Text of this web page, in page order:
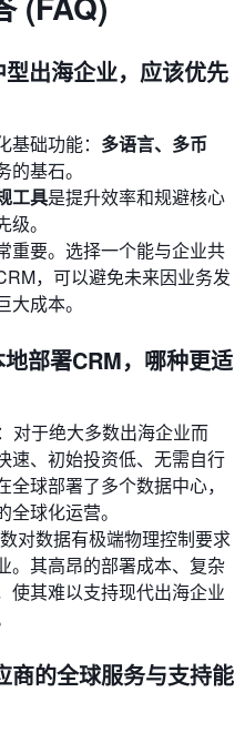
出海企业，应该优先
础功能： 多语言、多币
基石。
工具是提升效率和规避核心
。
重要。选择一个能与企业共
，可以避免未来因业务发
成本。
部署CRM，哪种更适
：对于绝大多数出海企业而
速、初始投资低、无需自行
球部署了多个数据中心，
球化运营。
对数据有极端物理控制要求
。其高昂的部署成本、复杂
使其难以支持现代出海企业
商的全球服务与支持能